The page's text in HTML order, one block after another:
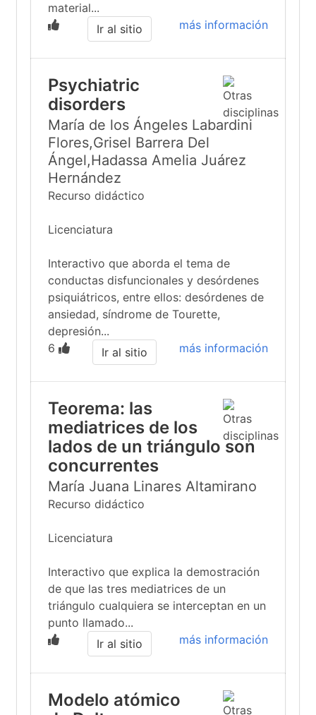
material...
más información
Ir al sitio
Psychiatric
disorders
María de los Ángeles Labardini
Flores,Grisel Barrera Del
Ángel,Hadassa Amelia Juárez
Hernández
Recurso didáctico
Licenciatura
Interactivo que aborda el tema de
conductas disfuncionales y desórdenes
psiquiátricos, entre ellos: desórdenes de
ansiedad, síndrome de Tourette,
depresión...
6
más información
Ir al sitio
Teorema: las
mediatrices de los
lados de un triángulo son
concurrentes
María Juana Linares Altamirano
Recurso didáctico
Licenciatura
Interactivo que explica la demostración
de que las tres mediatrices de un
triángulo cualquiera se interceptan en un
punto llamado...
más información
Ir al sitio
Modelo atómico